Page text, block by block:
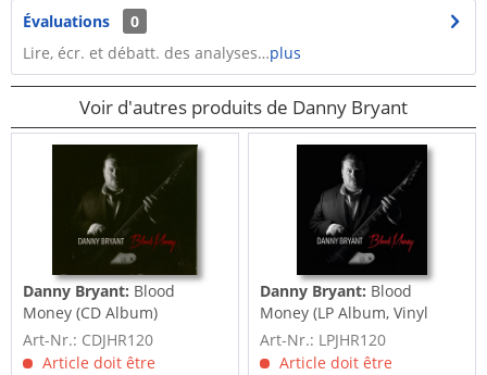
Évaluations
0
Lire, écr. et débatt. des analyses…plus
Voir d'autres produits de Danny Bryant
Danny Bryant: Blood
Money (CD Album)
Art-Nr.: CDJHR120
Article doit être
Danny Bryant: Blood
Money (LP Album, Vinyl
180g)
Art-Nr.: LPJHR120
Article doit être